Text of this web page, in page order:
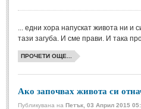
Мъдри мисли
Мъдрости за живота
Мъдрости на велики хора
... едни хора напускат живота ни
тази загуба. И сме прави. И така
ПРОЧЕТИ ОЩЕ...
Ако започвах живота си
Публикувана на Петък, 03 Април 2015